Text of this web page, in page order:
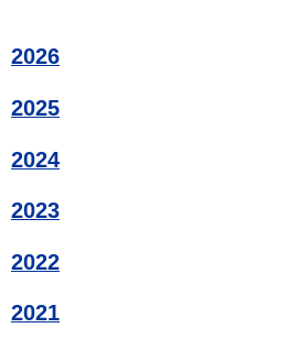
2026
2025
2024
2023
2022
2021